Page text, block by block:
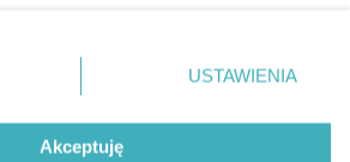
w celu realizacji usług. Pozostając na niej,
Więcej informacji w polityce
dolnym rogu strony
. Niektóre
danych nie wymagają zgody
prawo sprzeciwić się takiemu
będą miały zastosowania tylko
USTAWIENIA
Akceptuję